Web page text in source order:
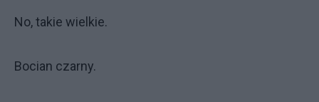
No, takie wielkie.
Bocian czarny.